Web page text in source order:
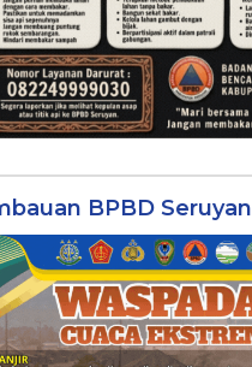
BPBD Seruyan